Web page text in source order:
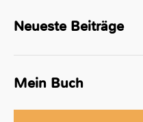
Neueste Beiträge
Mein Buch